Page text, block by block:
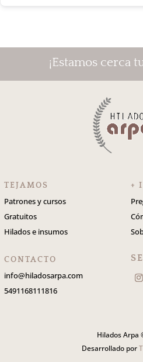
¡Estamos cerca
TEJAMOS
Patrones y cursos
Gratuitos
Hilados e insumos
+
CONTACTO
info@hiladosarpa.com
5491168111816
Hilados Arpa
Desarrollado por